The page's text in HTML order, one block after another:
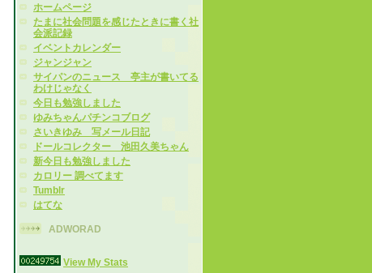
ホームページ
たまに社会問題を感じたときに書く社
会派記録
イベントカレンダー
ジャンジャン
サイパンのニュース 亭主が書いてる
わけじゃなく
今日も勉強しました
ゆみちゃんパチンコブログ
さいきゆみ 写メール日記
ドールコレクター 池田久美ちゃん
新今日も勉強しました
カロリー 調べてます
Tumblr
はてな
ADWORAD
View My Stats